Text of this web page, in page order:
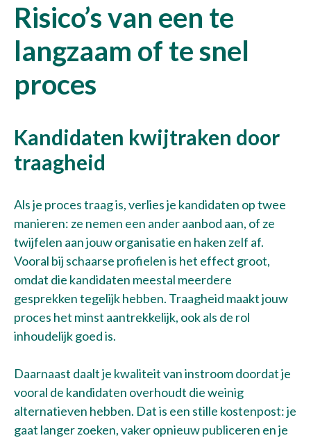
Risico’s van een te
langzaam of te snel
proces
Kandidaten kwijtraken door
traagheid
Als je proces traag is, verlies je kandidaten op twee
manieren: ze nemen een ander aanbod aan, of ze
twijfelen aan jouw organisatie en haken zelf af.
Vooral bij schaarse profielen is het effect groot,
omdat die kandidaten meestal meerdere
gesprekken tegelijk hebben. Traagheid maakt jouw
proces het minst aantrekkelijk, ook als de rol
inhoudelijk goed is.
Daarnaast daalt je kwaliteit van instroom doordat je
vooral de kandidaten overhoudt die weinig
alternatieven hebben. Dat is een stille kostenpost: je
gaat langer zoeken, vaker opnieuw publiceren en je